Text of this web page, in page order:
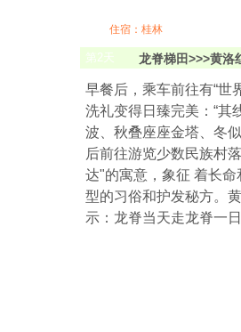
住宿：桂林
第2天 龙脊梯田>>>黄洛
早餐后，乘车前往有“世
洗礼变得日臻完美：“其
波、秋叠座座金塔、冬
后前往游览少数民族村
达"的寓意，象征 着长
型的习俗和护发秘方。
示：龙脊当天走龙脊一